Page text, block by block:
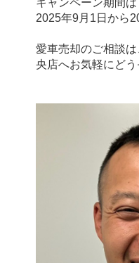
2025年9月1日から
愛車売却のご相談
央店へお気軽にどう